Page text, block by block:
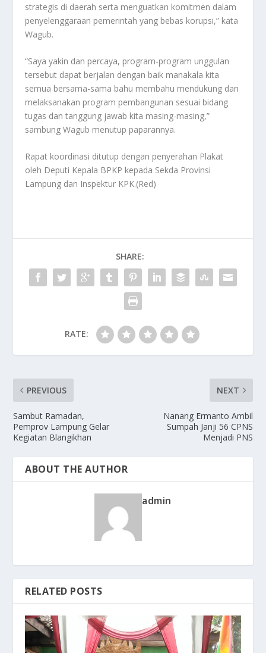
strategis di daerah serta menguatkan komitmen dalam
penyelenggaraan pemerintah yang bebas korupsi,” kata
Wagub.
“Saya yakin dan percaya, program-program unggulan
tersebut dapat berjalan dengan baik manakala kita
semua bersama-sama bahu membahu mendukung dan
melaksanakan program pembangunan sesuai bidang
tugas dan tanggung jawab kita masing-masing,”
sambung Wagub menutup paparannya.
Rapat koordinasi ditutup dengan penyerahan Plakat
oleh Deputi Kepala BPKP kepada Sekda Provinsi
Lampung dan Inspektur KPK.(Red)
SHARE:
RATE:
PREVIOUS
Sambut Ramadan,
Pemprov Lampung Gelar
Kegiatan Blangikhan
NEXT
Nanang Ermanto Ambil
Sumpah Janji 56 CPNS
Menjadi PNS
ABOUT THE AUTHOR
admin
RELATED POSTS